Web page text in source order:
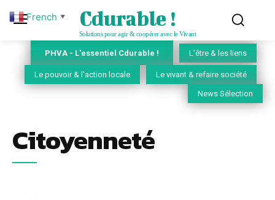
Cdurable !
Solutions pour agir & coopérer avec le Vivant
PHVA - L'essentiel Cdurable ! L'être & les liens
Le pouvoir & l'action locale Le vivant & refaire société
News Sélection
Citoyenneté
French ▼